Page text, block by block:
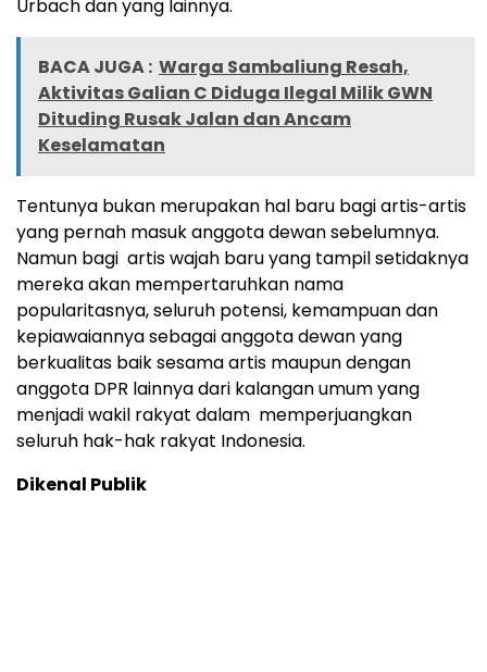
Urbach dan yang lainnya.
BACA JUGA : Warga Sambaliung Resah,
Aktivitas Galian C Diduga Ilegal Milik GWN
Dituding Rusak Jalan dan Ancam
Keselamatan
Tentunya bukan merupakan hal baru bagi artis-artis
yang pernah masuk anggota dewan sebelumnya.
Namun bagi artis wajah baru yang tampil setidaknya
mereka akan mempertaruhkan nama
popularitasnya, seluruh potensi, kemampuan dan
kepiawaiannya sebagai anggota dewan yang
berkualitas baik sesama artis maupun dengan
anggota DPR lainnya dari kalangan umum yang
menjadi wakil rakyat dalam memperjuangkan
seluruh hak-hak rakyat Indonesia.
Dikenal Publik